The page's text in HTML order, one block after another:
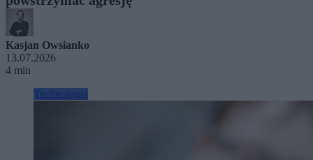
Kasjan Owsianko
13.07.2026
4 min
Technologia